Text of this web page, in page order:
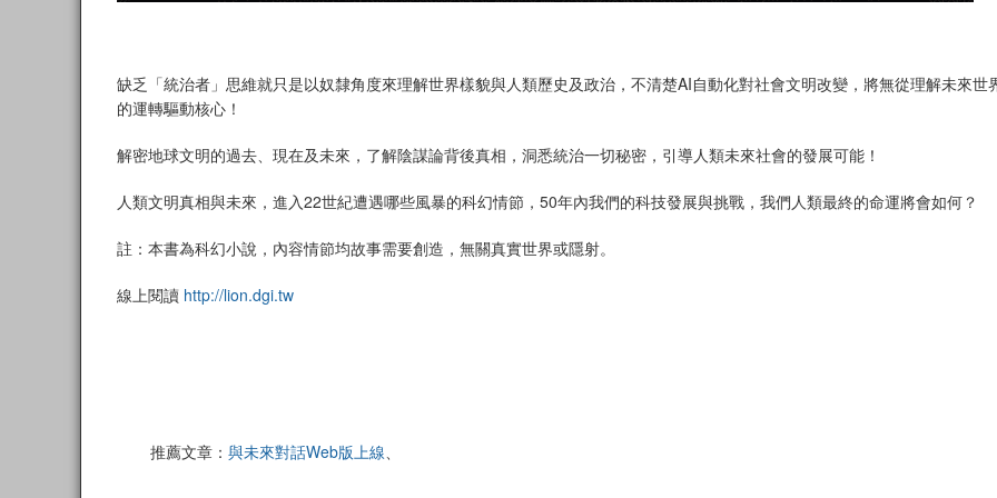
缺乏「統治者」思維就只是以奴隸角度來理解世界樣貌與人類歷史及政治，不清楚AI自動化對社會文明改變，將無從理解未來世
的運轉驅動核心！
解密地球文明的過去、現在及未來，了解陰謀論背後真相，洞悉統治一切秘密，引導人類未來社會的發展可能！
人類文明真相與未來，進入22世紀遭遇哪些風暴的科幻情節，50年內我們的科技發展與挑戰，我們人類最終的命運將會如何？
註：本書為科幻小說，內容情節均故事需要創造，無關真實世界或隱射。
線上閱讀 http://lion.dgi.tw
推薦文章： 與未來對話Web版上線、